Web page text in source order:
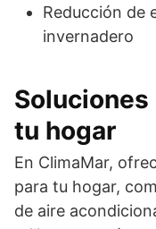
Reducción de
invernadero
tu hogar
En ClimaMar,
para tu hogar,
de aire